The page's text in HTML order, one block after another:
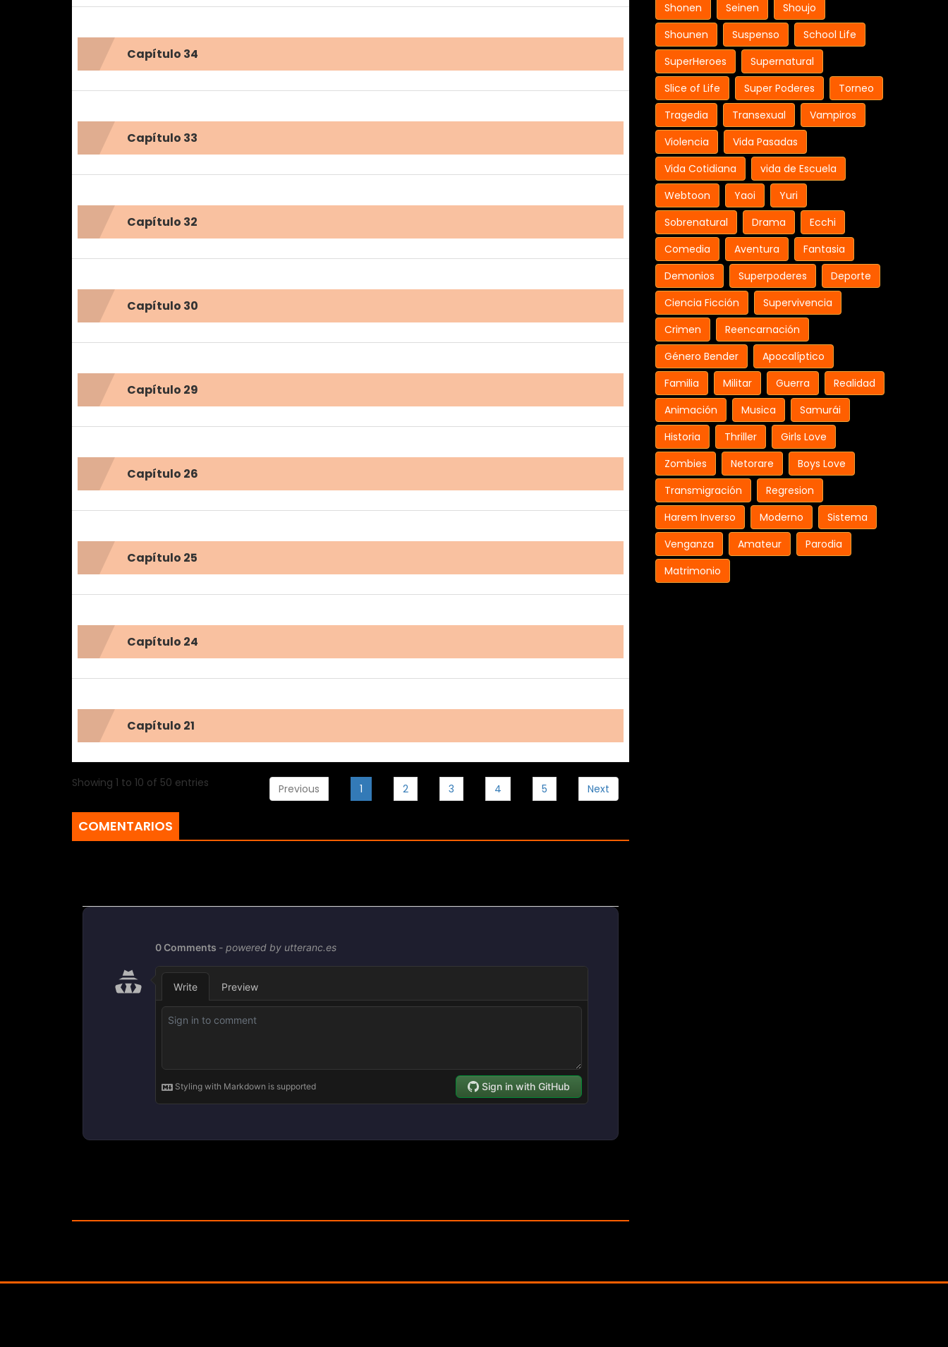
Capítulo 34
Capítulo 33
Capítulo 32
Capítulo 30
Capítulo 29
Capítulo 26
Capítulo 25
Capítulo 24
Capítulo 21
Showing 1 to 10 of 50 entries Previous 1 2 3 4 5 Next
COMENTARIOS
Shonen
Seinen
Shoujo
Shounen
Suspenso
School Life
SuperHeroes
Supernatural
Slice of Life
Super Poderes
Torneo
Tragedia
Transexual
Vampiros
Violencia
Vida Pasadas
Vida Cotidiana
vida de Escuela
Webtoon
Yaoi
Yuri
Sobrenatural
Drama
Ecchi
Comedia
Aventura
Fantasia
Demonios
Superpoderes
Deporte
Ciencia Ficción
Supervivencia
Crimen
Reencarnación
Género Bender
Apocalíptico
Familia
Militar Guerra
Realidad
Animación
Musica
Samurái
Historia
Thriller
Girls Love
Zombies
Netorare
Boys Love
Transmigración
Regresion
Harem Inverso
Moderno
Sistema
Venganza
Amateur
Parodia
Matrimonio